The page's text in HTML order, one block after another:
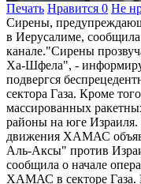
Печать Нравится 0 Не
Сирены,
в Иерусалиме,
канале."Сирены
Ха-Шфела", -
подвергся
сектора Газа. Кроме
массированных
районы на юге Израиля.
движения ХАМАС
Аль-Аксы" против
сообщила о начале
ХАМАС в секторе Газа.